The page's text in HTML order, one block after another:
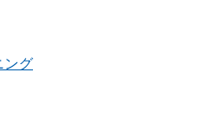
ング